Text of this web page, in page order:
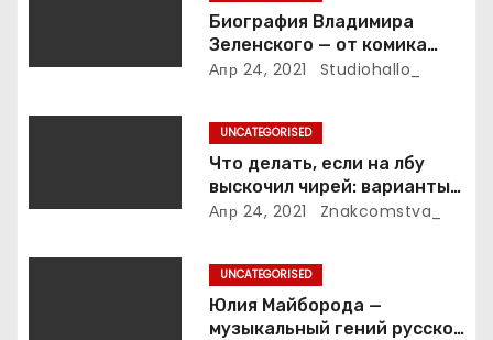
Биография Владимира
Зеленского — от комика
студии «Квартал 95» до
личная жизнь
Апр 24, 2021 Studiohallo_
UNCATEGORISED
Что делать, если на лбу
выскочил чирей: варианты
лечения
Апр 24, 2021 Znakcomstva_
UNCATEGORISED
Юлия Майборода —
музыкальный гений русской